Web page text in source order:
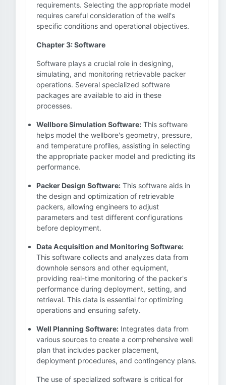
requirements. Selecting the appropriate model
requires careful consideration of the well's
specific conditions and operational objectives.
Chapter 3: Software
Software plays a crucial role in designing,
simulating, and monitoring retrievable packer
operations. Several specialized software
packages are available to aid in these
processes.
Wellbore Simulation Software: This software
helps model the wellbore's geometry, pressure,
and temperature profiles, assisting in selecting
the appropriate packer model and predicting its
performance.
Packer Design Software: This software aids in
the design and optimization of retrievable
packers, allowing engineers to adjust
parameters and test different configurations
before deployment.
Data Acquisition and Monitoring Software:
This software collects and analyzes data from
downhole sensors and other equipment,
providing real-time monitoring of the packer's
performance during deployment, setting, and
retrieval. This data is essential for optimizing
operations and ensuring safety.
Well Planning Software: Integrates data from
various sources to create a comprehensive well
plan that includes packer placement,
deployment procedures, and contingency plans.
The use of specialized software is critical for